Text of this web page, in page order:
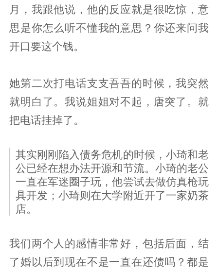
月，我跟他说，他的反应就是很吃惊，意
思是你怎么听不懂我的意思？你还来问我
开口要这个钱。
她第二次打电话支支吾吾的时候，我突然
就明白了。我说姐姐对不起，唐突了。就
把电话挂掉了。
其实刚刚陷入债务危机的时候，小琦和老
公已经在想办法开源和节流。小琦的老公
一直在军迷圈子玩，他尝试去做仿真枪玩
具开发；小琦则在大学附近开了一家奶茶
店。
我们两个人的感情非常好，包括后面，结
了婚以后到现在不是一直在还债吗？都是